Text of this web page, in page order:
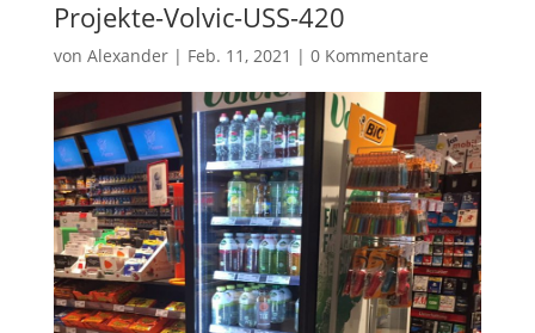
Projekte-Volvic-USS-420
von Alexander| Feb. 11, 2021 | 0 Kommentare